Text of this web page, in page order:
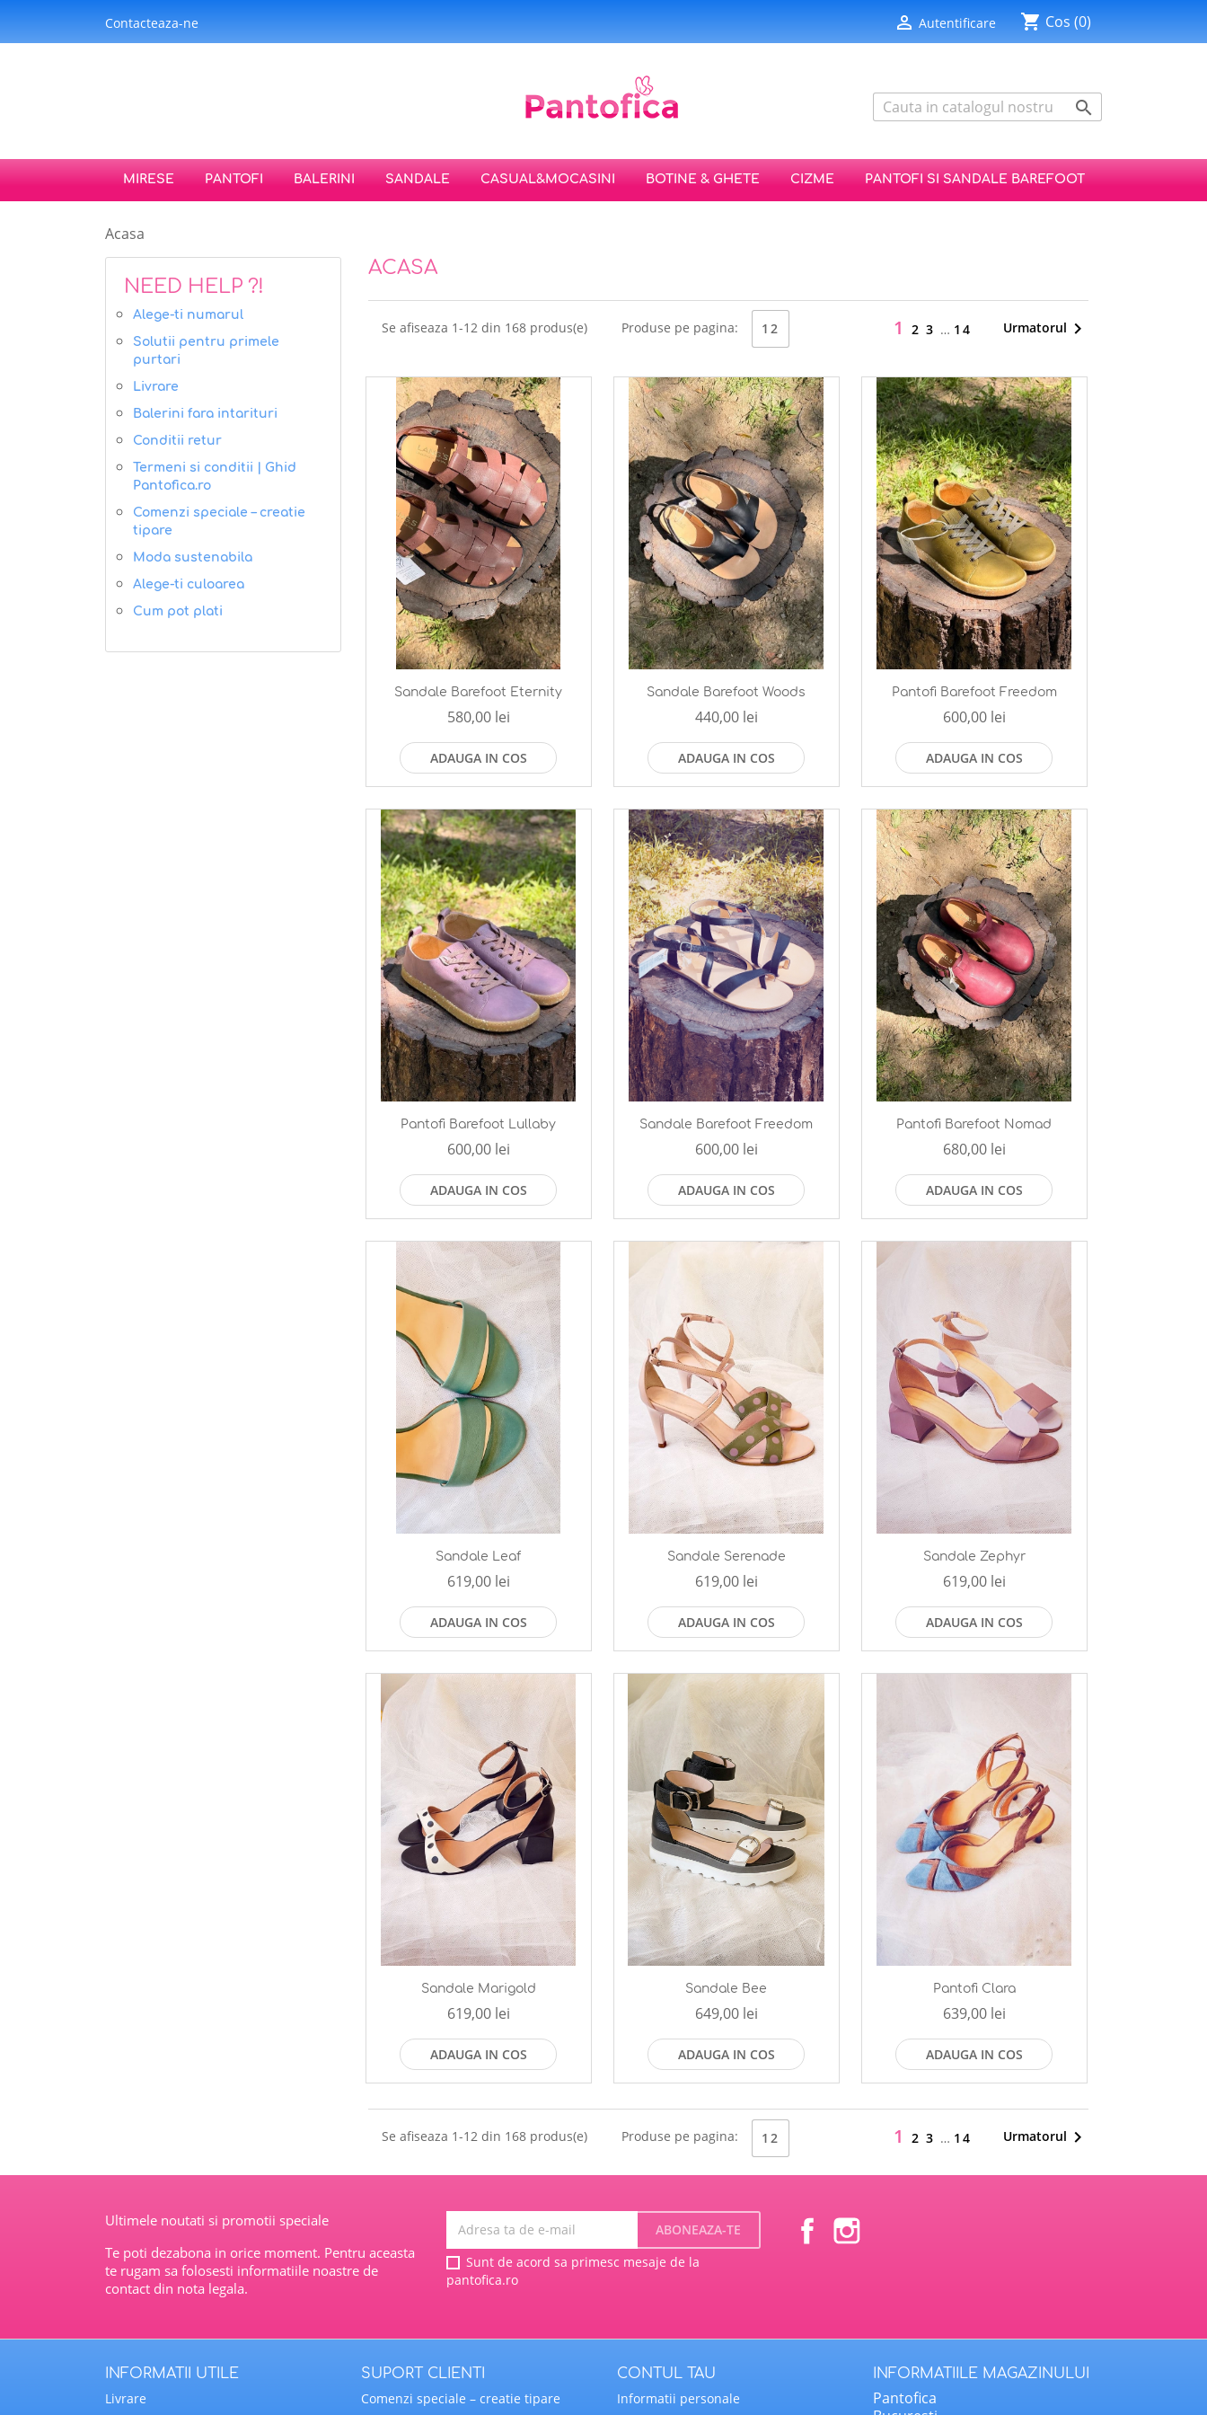
Contacteaza-ne  Autentificare shopping_cart Cos (0)

MIRESE PANTOFI BALERINI SANDALE CASUAL&MOCASINI BOTINE & GHETE CIZME PANTOFI SI SANDALE BAREFOOT
Acasa
NEED HELP ?!
Alege-ti numarul
Solutii pentru primele
purtari
Livrare
Balerini fara intarituri
Conditii retur
Termeni si conditii | Ghid
Pantofica.ro
Comenzi speciale – creatie
tipare
Moda sustenabila
Alege-ti culoarea
Cum pot plati
ACASA
Se afiseaza 1-12 din 168 produs(e) Produse pe pagina: 12 1 2 3 … 14 Urmatorul 
Sandale Barefoot Eternity
580,00 lei
ADAUGA IN COS
Sandale Barefoot Woods
440,00 lei
ADAUGA IN COS
Pantofi Barefoot Freedom
600,00 lei
ADAUGA IN COS
Pantofi Barefoot Lullaby
600,00 lei
ADAUGA IN COS
Sandale Barefoot Freedom
600,00 lei
ADAUGA IN COS
Pantofi Barefoot Nomad
680,00 lei
ADAUGA IN COS
Sandale Leaf
619,00 lei
ADAUGA IN COS
Sandale Serenade
619,00 lei
ADAUGA IN COS
Sandale Zephyr
619,00 lei
ADAUGA IN COS
Sandale Marigold
619,00 lei
ADAUGA IN COS
Sandale Bee
649,00 lei
ADAUGA IN COS
Pantofi Clara
639,00 lei
ADAUGA IN COS
Se afiseaza 1-12 din 168 produs(e) Produse pe pagina: 12 1 2 3 … 14 Urmatorul 
Ultimele noutati si promotii speciale
Te poti dezabona in orice moment. Pentru aceasta
te rugam sa folosesti informatiile noastre de
contact din nota legala.
Sunt de acord sa primesc mesaje de la
pantofica.ro
Facebook
INFORMATII UTILE
Livrare
SUPORT CLIENTI
Comenzi speciale – creatie tipare
CONTUL TAU
Informatii personale
INFORMATIILE MAGAZINULUI
Pantofica